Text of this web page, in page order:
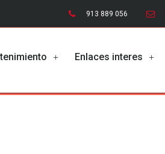
913 889 056
Enlaces interes